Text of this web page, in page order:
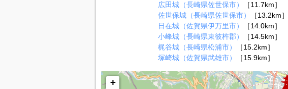
広田城（長崎県佐世保市）
［11.7km］
佐世保城（長崎県佐世保市）
［13.2km］
日在城（佐賀県伊万里市）
［14.0km］
小峰城（長崎県東彼杵郡）
［14.5km］
梶谷城（長崎県松浦市）
［15.2km］
塚崎城（佐賀県武雄市）
［15.9km］
+